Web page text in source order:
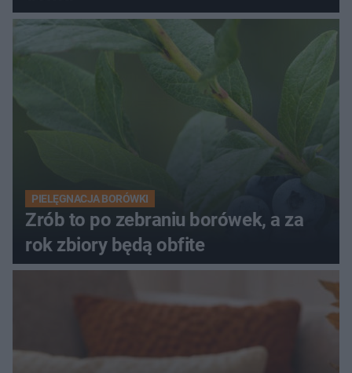
PIELĘGNACJA BORÓWKI
Zrób to po zebraniu borówek, a za
rok zbiory będą obfite